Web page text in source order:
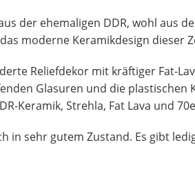
der ehemaligen DDR, wohl aus
moderne Keramikdesign dieser
Reliefdekor mit kräftiger Fat-
Glasuren und die
Keramik, Strehla, Fat Lava und
in sehr gutem Zustand. Es gibt